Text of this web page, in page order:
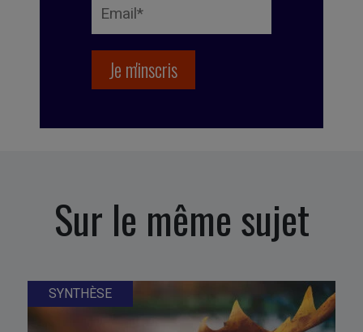
Sur le même sujet
SYNTHÈSE